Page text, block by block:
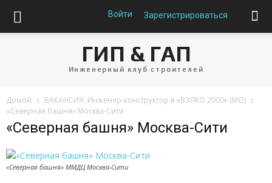
Войти Зарегистрироваться
ГИП & ГАП
Инженерный клуб строителей
Домой
ВАКАНСИЯ: Инженер-конструктор в «ВЭЛКО 2000» (МО)
«Северная башня» Москва-Сити
«Северная башня» Москва-Сити
«Северная башня» ММДЦ Москва-Сити